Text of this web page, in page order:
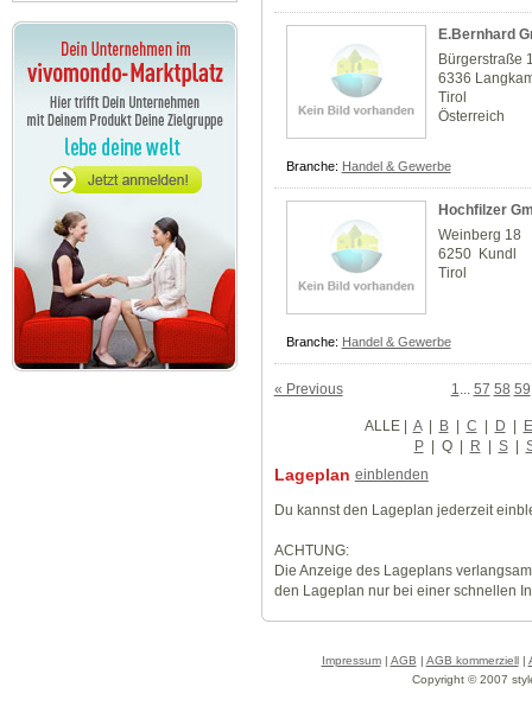
E.Bernhard
Bürgerstraße
6336
Tirol
Österreich
Branche: Handel & Gewerbe
Hochfilzer
Weinberg 18
6250 Kundl
Tirol
Branche: Handel & Gewerbe
« Previous 1 57 58 59
ALLE| A | B | C | D | E
P | Q | R | S |
Lageplan einblenden
Du kannst den Lageplan jederzeit
ACHTUNG:
Die Anzeige des Lageplans
den Lageplan nur bei einer schnellen
Impressum| AGB | AGB kommerziell|
Copyright © 2007